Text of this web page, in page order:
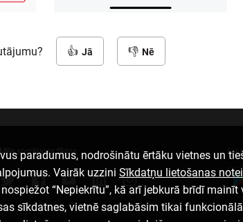
Jā Nē
paradumus, nodrošinātu ērtāku vietnes un
Vairāk uzzini Sīkdatņu lietošanas
“Nepiekrītu”, kā arī jebkurā brīdī mainīt
sīkdatnes, vietnē saglabāsim tikai
Mēs sociālajos tīklos